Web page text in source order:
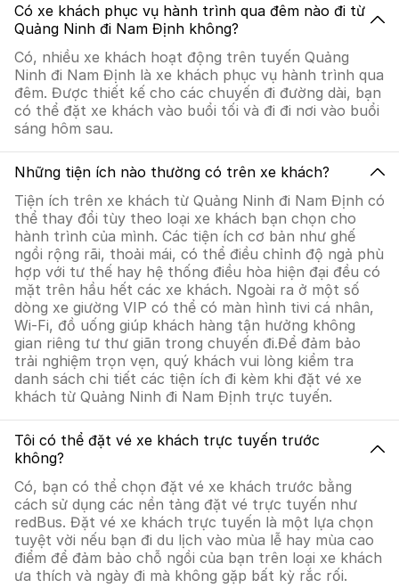
Có xe khách phục vụ hành trình qua đêm nào đi từ
Quảng Ninh đi Nam Định không?
Có, nhiều xe khách hoạt động trên tuyến Quảng
Ninh đi Nam Định là xe khách phục vụ hành trình qua
đêm. Được thiết kế cho các chuyến đi đường dài, bạn
có thể đặt xe khách vào buổi tối và đi đi nơi vào buổi
sáng hôm sau.
Những tiện ích nào thường có trên xe khách?
Tiện ích trên xe khách từ Quảng Ninh đi Nam Định có
thể thay đổi tùy theo loại xe khách bạn chọn cho
hành trình của mình. Các tiện ích cơ bản như ghế
ngồi rộng rãi, thoải mái, có thể điều chỉnh độ ngả phù
hợp với tư thế hay hệ thống điều hòa hiện đại đều có
mặt trên hầu hết các xe khách. Ngoài ra ở một số
dòng xe giường VIP có thể có màn hình tivi cá nhân,
Wi-Fi, đồ uống giúp khách hàng tận hưởng không
gian riêng tư thư giãn trong chuyến đi.Để đảm bảo
trải nghiệm trọn vẹn, quý khách vui lòng kiểm tra
danh sách chi tiết các tiện ích đi kèm khi đặt vé xe
khách từ Quảng Ninh đi Nam Định trực tuyến.
Tôi có thể đặt vé xe khách trực tuyến trước
không?
Có, bạn có thể chọn đặt vé xe khách trước bằng
cách sử dụng các nền tảng đặt vé trực tuyến như
redBus. Đặt vé xe khách trực tuyến là một lựa chọn
tuyệt vời nếu bạn đi du lịch vào mùa lễ hay mùa cao
điểm để đảm bảo chỗ ngồi của bạn trên loại xe khách
ưa thích và ngày đi mà không gặp bất kỳ rắc rối.